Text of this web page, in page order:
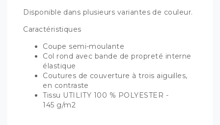
Disponible dans plusieurs variantes de couleur.
Caractéristiques
Coupe semi-moulante
Col rond avec bande de propreté interne
élastique
Coutures de couverture à trois aiguilles,
en contraste
Tissu UTILITY 100 % POLYESTER -
145 g/m2